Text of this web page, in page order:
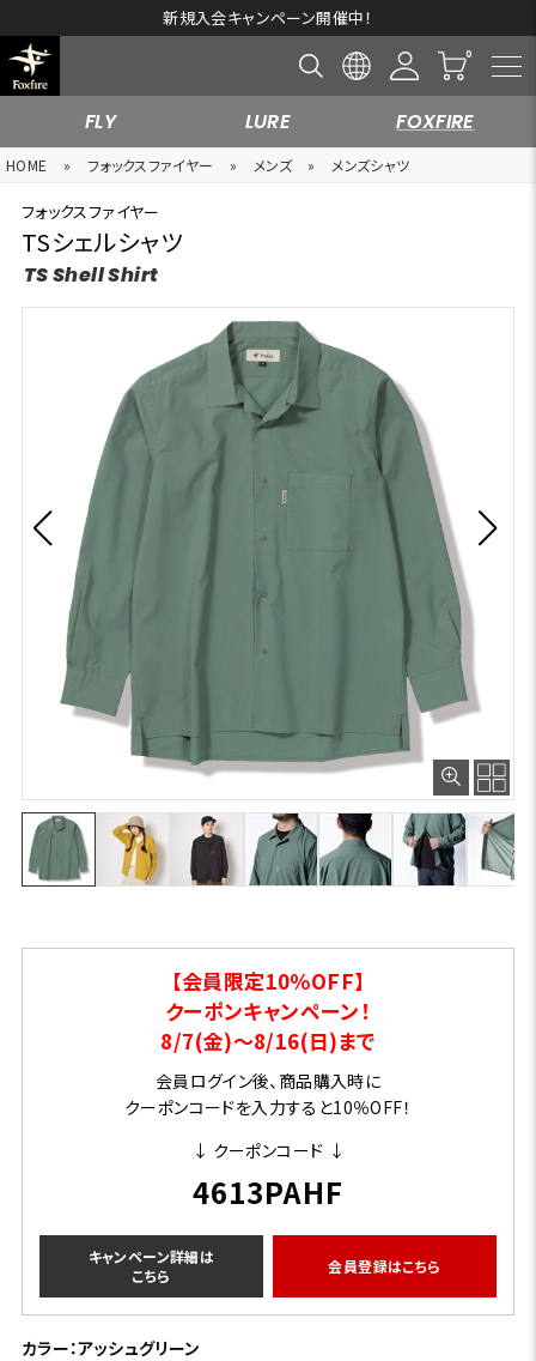
新規入会キャンペーン開催中！
FLY LURE FOXFIRE
HOME » フォックスファイヤー » メンズ » メンズシャツ
フォックスファイヤー
TSシェルシャツ
TS Shell Shirt
【会員限定10％OFF】
クーポンキャンペーン！
8/7(金)～8/16(日)まで
会員ログイン後、商品購入時に
クーポンコードを入力すると10％OFF！
↓ クーポンコード ↓
4613PAHF
キャンペーン詳細は
こちら
会員登録はこちら
カラー：アッシュグリーン